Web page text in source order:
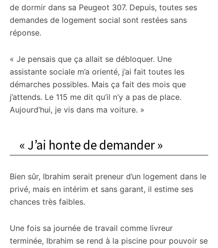
de dormir dans sa Peugeot 307. Depuis, toutes ses
demandes de logement social sont restées sans
réponse.
« Je pensais que ça allait se débloquer. Une
assistante sociale m’a orienté, j’ai fait toutes les
démarches possibles. Mais ça fait des mois que
j’attends. Le 115 me dit qu’il n’y a pas de place.
Aujourd’hui, je vis dans ma voiture. »
« J’ai honte de demander »
Bien sûr, Ibrahim serait preneur d’un logement dans le
privé, mais en intérim et sans garant, il estime ses
chances très faibles.
Une fois sa journée de travail comme livreur
terminée, Ibrahim se rend à la piscine pour pouvoir se